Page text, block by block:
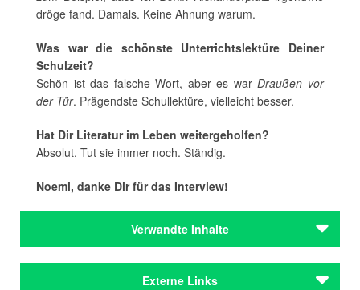
dröge fand. Damals. Keine Ahnung warum.
Was war die schönste Unterrichtslektüre Deiner
Schulzeit?
Schön ist das falsche Wort, aber es warDraußen vor
der Tür. Prägendste Schullektüre, vielleicht besser.
Hat Dir Literatur im Leben weitergeholfen?
Absolut. Tut sie immer noch. Ständig.
Noemi, danke Dir für das Interview!
Verwandte Inhalte
Externe Links